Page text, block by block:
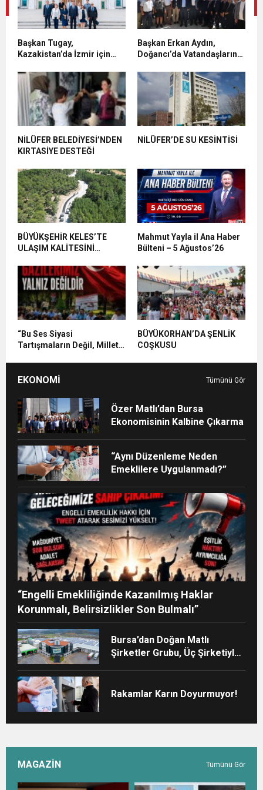
Başkan Tugay,
Kazakistan’da İzmir için
araladı
Başkan Erkan Aydın,
Doğancı’da Vatandaşların
NİLÜFER BELEDİYESİ’NDEN
KIRTASİYE DESTEĞİ
NİLÜFER’DE SU KESİNTİSİ
BÜYÜKŞEHİR KELES’TE
ULAŞIM KALİTESİNİ
Mahmut Yayla il Ana Haber
Bülteni – 5 Ağustos’26
“Bu Ses Siyasi
Tartışmaların Değil, Millet
BÜYÜKORHAN’DA ŞENLİK
COŞKUSU
EKONOMİ Tümünü Gör
Özer Matlı’dan Bursa
Ekonomisinin Kalbine Çıkarma
“Aynı Düzenleme Neden
Emeklilere Uygulanmadı?”
“Engelli Emekliliğinde Kazanılmış Haklar
Korunmalı, Belirsizlikler Son Bulmalı”
Bursa’dan Doğan Matlı
Şirketler Grubu, Üç Şirketiyle
Rakamlar Karın Doyurmuyor!
MAGAZİN Tümünü Gör